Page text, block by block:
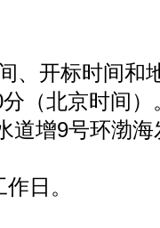
、开标时间和
（北京时间）
道增9号环渤
日。